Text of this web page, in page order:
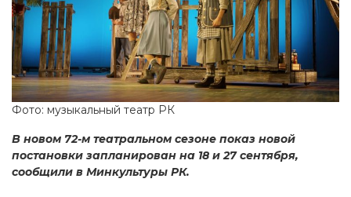
Фото: музыкальный театр РК
В новом 72-м театральном сезоне показ новой
постановки запланирован на 18 и 27 сентября,
сообщили в Минкультуры РК.